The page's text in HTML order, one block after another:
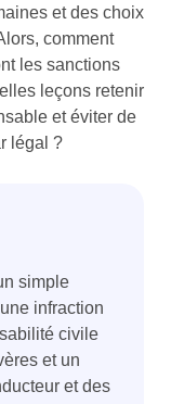
et des choix
comment
les sanctions
leçons retenir
et éviter de
légal ?
simple
infraction
civile
et un
et des